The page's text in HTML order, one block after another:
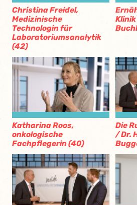
Christina Freidel,
Medizinische
Technologin für
Laboratoriumsanalytik
(42)
Katharina Roos,
onkologische
Fachpflegerin (40)
Die
/ Dr.